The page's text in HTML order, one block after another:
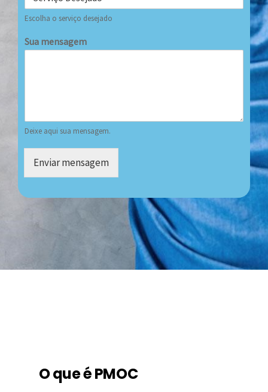
Escolha o serviço desejado
Sua mensagem
Deixe aqui sua mensagem.
Enviar mensagem
O que é PMOC